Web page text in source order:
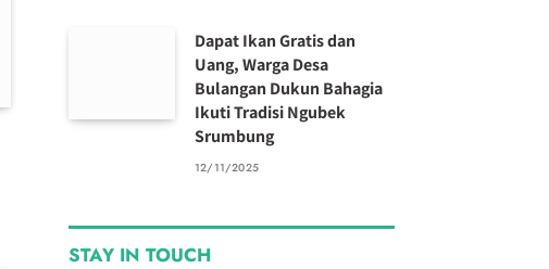
Dapat Ikan Gratis dan
Uang, Warga Desa
Bulangan Dukun Bahagia
Ikuti Tradisi Ngubek
Srumbung
12/11/2025
STAY IN TOUCH